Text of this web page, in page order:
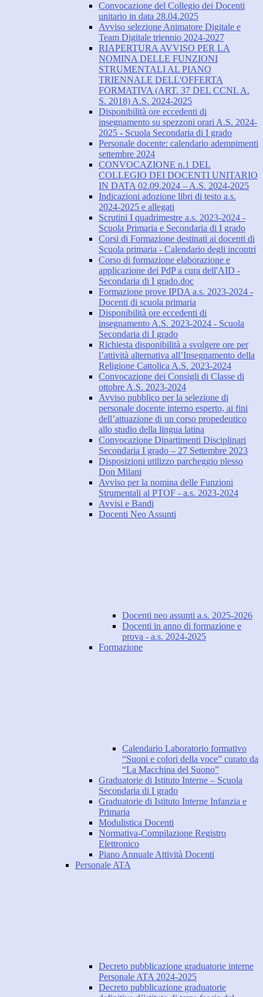
Convocazione del Collegio dei Docenti
unitario in data 28.04.2025
Avviso selezione Animatore Digitale e
Team Digitale triennio 2024-2027
RIAPERTURA AVVISO PER LA
NOMINA DELLE FUNZIONI
STRUMENTALI AL PIANO
TRIENNALE DELL'OFFERTA
FORMATIVA (ART. 37 DEL CCNL A.
S. 2018) A.S. 2024-2025
Disponibilità ore eccedenti di
insegnamento su spezzoni orari A.S. 2024-
2025 - Scuola Secondaria di I grado
Personale docente: calendario adempimenti
settembre 2024
CONVOCAZIONE n.1 DEL
COLLEGIO DEI DOCENTI UNITARIO
IN DATA 02.09.2024 – A.S. 2024-2025
Indicazioni adozione libri di testo a.s.
2024-2025 e allegati
Scrutini I quadrimestre a.s. 2023-2024 -
Scuola Primaria e Secondaria di I grado
Corsi di Formazione destinati ai docenti di
Scuola primaria - Calendario degli incontri
Corso di formazione elaborazione e
applicazione dei PdP a cura dell'AID -
Secondaria di I grado.doc
Formazione prove IPDA a.s. 2023-2024 -
Docenti di scuola primaria
Disponibilità ore eccedenti di
insegnamento A.S. 2023-2024 - Scuola
Secondaria di I grado
Richiesta disponibilità a svolgere ore per
l’attività alternativa all’Insegnamento della
Religione Cattolica A.S. 2023-2024
Convocazione dei Consigli di Classe di
ottobre A.S. 2023-2024
Avviso pubblico per la selezione di
personale docente interno esperto, ai fini
dell’attuazione di un corso propedeutico
allo studio della lingua latina
Convocazione Dipartimenti Disciplinari
Secondaria I grado – 27 Settembre 2023
Disposizioni utilizzo parcheggio plesso
Don Milani
Avviso per la nomina delle Funzioni
Strumentali al PTOF - a.s. 2023-2024
Avvisi e Bandi
Docenti Neo Assunti
Docenti neo assunti a.s. 2025-2026
Docenti in anno di formazione e
prova - a.s. 2024-2025
Formazione
Calendario Laboratorio formativo
“Suoni e colori della voce” curato da
“La Macchina del Suono”
Graduatorie di Istituto Interne – Scuola
Secondaria di I grado
Graduatorie di Istituto Interne Infanzia e
Primaria
Modulistica Docenti
Normativa-Compilazione Registro
Elettronico
Piano Annuale Attività Docenti
Personale ATA
Decreto pubblicazione graduatorie interne
Personale ATA 2024-2025
Decreto pubblicazione graduatorie